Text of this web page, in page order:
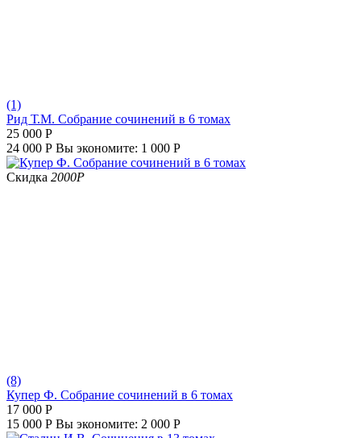
(1)
Рид Т.М. Собрание сочинений в 6 томах
25 000 Р
24 000 Р Вы экономите: 1 000 Р
Скидка 2000Р
(8)
Купер Ф. Собрание сочинений в 6 томах
17 000 Р
15 000 Р Вы экономите: 2 000 Р